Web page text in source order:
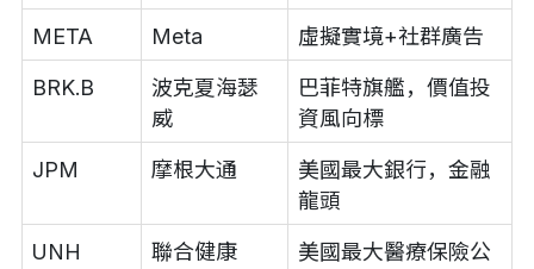
META Meta 虛擬實境+社群廣告
BRK.B
波克夏海瑟
威
巴菲特旗艦，價值投
資風向標
JPM 摩根大通
美國最大銀行，金融
龍頭
UNH 聯合健康
美國最大醫療保險公